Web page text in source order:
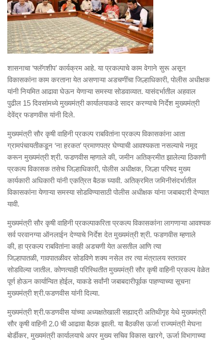
शासनाचा ‘फ्लॅगशीप’ कार्यक्रम आहे. या प्रकल्पाचे काम वेगाने सुरू असून
विकासकांना काम करताना येत असणाऱ्या अडचणींचा जिल्हाधिकारी, पोलीस अधीक्षक
यांनी नियमित आढावा घेऊन येणाऱ्या समस्या सोडवाव्यात. यासंदर्भातील अहवाल
पुढील 15 दिवसांमध्ये मुख्यमंत्री कार्यालयाकडे सादर करण्याचे निर्देश मुख्यमंत्री
देवेंद्र फडणवीस यांनी दिले.
मुख्यमंत्री सौर कृषी वाहिनी प्रकल्प राबवितांना प्रकल्प विकासकांना आता
ग्रामपंचायतीकडून ‘ना हरकत’ प्रमाणपत्र घेण्याची आवश्यकता नसल्याचे नमूद
करून मुख्यमंत्रीश्री. फडणवीस म्हणाले की, जमीन अतिक्रमीत झालेल्या ठिकाणी
प्रकल्प विकासक तसेच जिल्हाधिकारी, पोलीस अधीक्षक, जिल्हा परिषद मुख्य
कार्यकारी अधिकारी यांनी एकत्रित बैठक घ्यावी. अतिक्रमित जमिनीसंदर्भातील
विकासकांना येणाऱ्या समस्या सोडविण्यासाठी पोलीस अधीक्षक यांना जबाबदारी देण्यात
यावी.
मुख्यमंत्री सौर कृषी वाहिनी प्रकल्पाकरिता प्रकल्प विकासकांना लागणाऱ्या आवश्यक
सर्व परवानग्या ऑनलाईन देण्याचे निर्देश देत मुख्यमंत्रीश्री. फडणवीस म्हणाले
की, हा प्रकल्प राबवितांना काही अडचणी येत असतील आणि त्या
जिल्हापातळी, गावपातळीवर सोडविणे शक्य नसेल तर त्या मंत्रालय स्तरावर
सोडविल्या जातील. कोणत्याही परिस्थितीत मुख्यमंत्री सौर कृषी वाहिनी प्रकल्प वेळेत
पूर्ण होऊन कार्यान्वित होईल, याकडे सर्वांनी जबाबदारीपूर्वक पाहण्याच्या सूचना
मुख्यमंत्री श्री.फडणवीस यांनी दिल्या.
मुख्यमंत्री श्री.फडणवीस यांच्या अध्यक्षतेखाली सह्याद्री अतिथीगृह येथे मुख्यमंत्री
सौर कृषी वाहिनी 2.0 ची आढावा बैठकझाली. या बैठकीस ऊर्जाराज्यमंत्री मेघना
बोर्डीकर, मुख्यमंत्री कार्यालयाचे अपर मुख्य सचिव विकास खारगे, ऊर्जा विभागाच्या